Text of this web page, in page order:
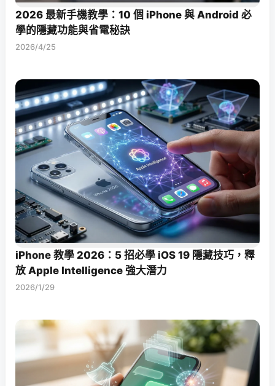
2026 最新手機教學：10 個 iPhone 與 Android 必
學的隱藏功能與省電秘訣
2026/4/25
iPhone 教學 2026：5 招必學 iOS 19 隱藏技巧，釋
放 Apple Intelligence 強大潛力
2026/1/29